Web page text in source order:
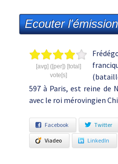
Ecouter l'émission
[avg] ([per]) [total]
vote[s]
597 à Paris, est reine de
avec le roi mérovingien
Facebook Twitter
Viadeo LinkedIn